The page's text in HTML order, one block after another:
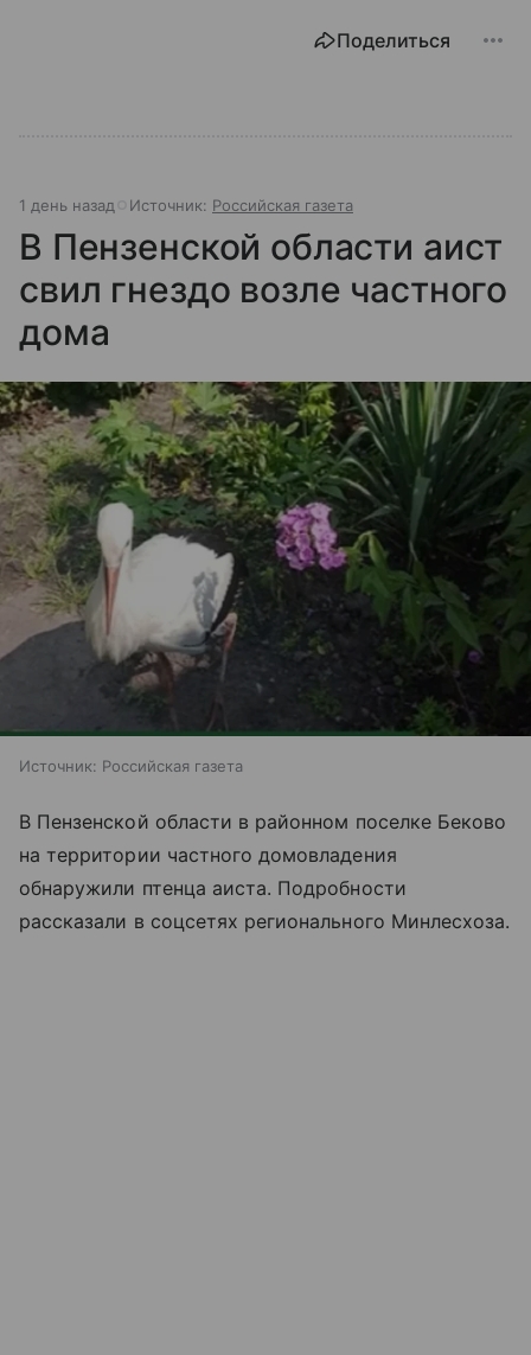
Поделиться
1 день назад Источник: Российская газета
В Пензенской области аист
свил гнездо возле частного
дома
Источник: Российская газета
В Пензенской области в районном поселке Беково
на территории частного домовладения
обнаружили птенца аиста. Подробности
рассказали в соцсетях регионального Минлесхоза.